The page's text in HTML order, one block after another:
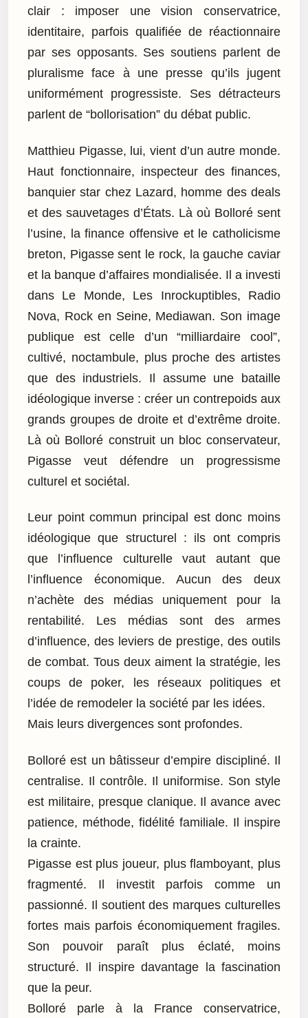
clair : imposer une vision conservatrice,
identitaire, parfois qualifiée de réactionnaire
par ses opposants. Ses soutiens parlent de
pluralisme face à une presse qu’ils jugent
uniformément progressiste. Ses détracteurs
parlent de “bollorisation” du débat public.
Matthieu Pigasse, lui, vient d’un autre monde.
Haut fonctionnaire, inspecteur des finances,
banquier star chez Lazard, homme des deals
et des sauvetages d’États. Là où Bolloré sent
l’usine, la finance offensive et le catholicisme
breton, Pigasse sent le rock, la gauche caviar
et la banque d’affaires mondialisée. Il a investi
dans Le Monde, Les Inrockuptibles, Radio
Nova, Rock en Seine, Mediawan. Son image
publique est celle d’un “milliardaire cool”,
cultivé, noctambule, plus proche des artistes
que des industriels. Il assume une bataille
idéologique inverse : créer un contrepoids aux
grands groupes de droite et d’extrême droite.
Là où Bolloré construit un bloc conservateur,
Pigasse veut défendre un progressisme
culturel et sociétal.
Leur point commun principal est donc moins
idéologique que structurel : ils ont compris
que l’influence culturelle vaut autant que
l’influence économique. Aucun des deux
n’achète des médias uniquement pour la
rentabilité. Les médias sont des armes
d’influence, des leviers de prestige, des outils
de combat. Tous deux aiment la stratégie, les
coups de poker, les réseaux politiques et
l’idée de remodeler la société par les idées.
Mais leurs divergences sont profondes.
Bolloré est un bâtisseur d’empire discipliné. Il
centralise. Il contrôle. Il uniformise. Son style
est militaire, presque clanique. Il avance avec
patience, méthode, fidélité familiale. Il inspire
la crainte.
Pigasse est plus joueur, plus flamboyant, plus
fragmenté. Il investit parfois comme un
passionné. Il soutient des marques culturelles
fortes mais parfois économiquement fragiles.
Son pouvoir paraît plus éclaté, moins
structuré. Il inspire davantage la fascination
que la peur.
Bolloré parle à la France conservatrice,